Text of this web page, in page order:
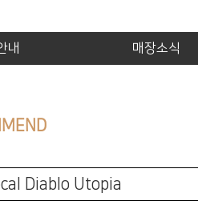
내 매장소식
Diablo Utopia